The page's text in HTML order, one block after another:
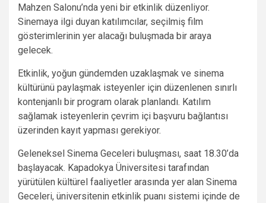
Mahzen Salonu’nda yeni bir etkinlik düzenliyor.
Sinemaya ilgi duyan katılımcılar, seçilmiş film
gösterimlerinin yer alacağı buluşmada bir araya
gelecek.
Etkinlik, yoğun gündemden uzaklaşmak ve sinema
kültürünü paylaşmak isteyenler için düzenlenen sınırlı
kontenjanlı bir program olarak planlandı. Katılım
sağlamak isteyenlerin çevrim içi başvuru bağlantısı
üzerinden kayıt yapması gerekiyor.
Geleneksel Sinema Geceleri buluşması, saat 18.30’da
başlayacak. Kapadokya Üniversitesi tarafından
yürütülen kültürel faaliyetler arasında yer alan Sinema
Geceleri, üniversitenin etkinlik puanı sistemi içinde de